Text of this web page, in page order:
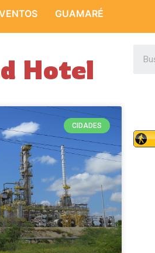
GUAMARÉ
Hotel
CIDADES